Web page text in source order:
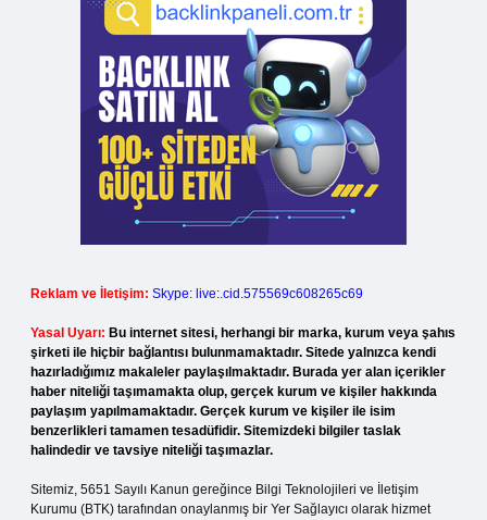
Reklam ve İletişim: Skype: live:.cid.575569c608265c69
Yasal Uyarı: Bu internet sitesi, herhangi bir marka, kurum veya şahıs
şirketi ile hiçbir bağlantısı bulunmamaktadır. Sitede yalnızca kendi
hazırladığımız makaleler paylaşılmaktadır. Burada yer alan içerikler
haber niteliği taşımamakta olup, gerçek kurum ve kişiler hakkında
paylaşım yapılmamaktadır. Gerçek kurum ve kişiler ile isim
benzerlikleri tamamen tesadüfidir. Sitemizdeki bilgiler taslak
halindedir ve tavsiye niteliği taşımazlar.
Sitemiz, 5651 Sayılı Kanun gereğince Bilgi Teknolojileri ve İletişim
Kurumu (BTK) tarafından onaylanmış bir Yer Sağlayıcı olarak hizmet